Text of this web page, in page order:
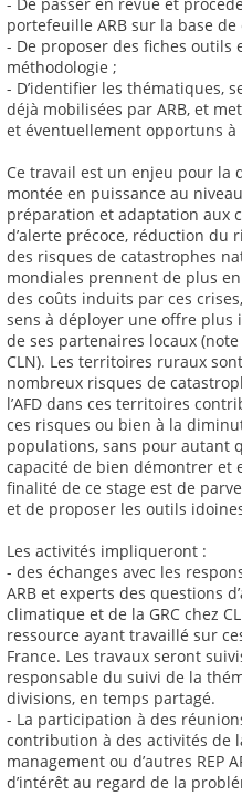
portefeuille ARB sur la base
- De proposer des fiches
méthodologie ;
- D’identifier les thématiques,
déjà mobilisées par ARB, et
et éventuellement opportuns à
Ce travail est un enjeu pour la
montée en puissance au
préparation et adaptation aux
d’alerte précoce, réduction du
des risques de catastrophes
mondiales prennent de plus
des coûts induits par ces
sens à déployer une offre
de ses partenaires locaux
CLN). Les territoires ruraux
nombreux risques de
l’AFD dans ces territoires
ces risques ou bien à la
populations, sans pour autant
capacité de bien démontrer et
finalité de ce stage est de
et de proposer les outils
Les activités impliqueront :
- des échanges avec les
ARB et experts des questions
climatique et de la GRC chez
ressource ayant travaillé sur
France. Les travaux seront
responsable du suivi de la
divisions, en temps partagé.
- La participation à des
contribution à des activités de
management ou d’autres REP
d’intérêt au regard de la